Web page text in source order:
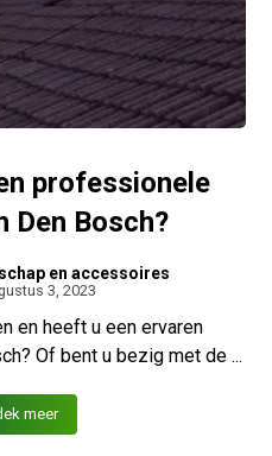
professionele
Den Bosch?
en accessoires
3, 2023
en heeft u een ervaren
Of bent u bezig met de ...
meer